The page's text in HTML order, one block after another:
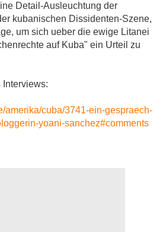
Detail-Ausleuchtung der
kubanischen Dissidenten-Szene,
um sich ueber die ewige Litanei
auf Kuba" ein Urteil zu
Interviews:
amerika/cuba/3741-ein-gespraech-
yoani-sanchez#comments